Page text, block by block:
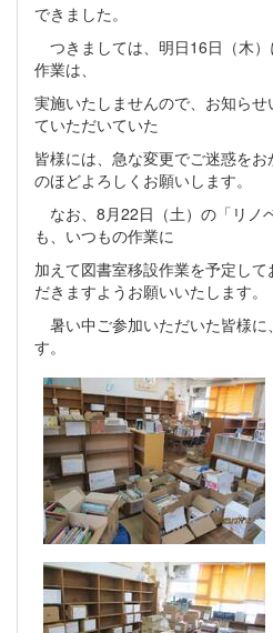
できました。
つきましては、明日16日（木
作業は、
実施いたしませんので、お知ら
ていただいていた
皆様には、急な変更でご迷惑を
のほどよろしくお願いします。
なお、8月22日（土）の「リノ
も、いつもの作業に
加えて図書室移設作業を予定し
だきますようお願いいたします。
暑い中ご参加いただいた皆様に
す。